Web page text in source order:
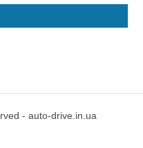
- auto-drive.in.ua